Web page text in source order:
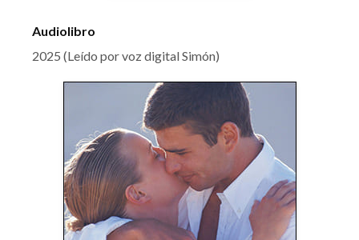
Audiolibro
2025 (Leído por voz digital Simón)